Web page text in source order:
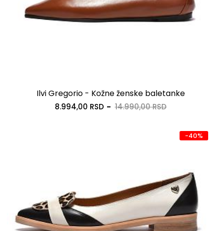
Ilvi Gregorio - Kožne ženske baletanke
8.994,00 RSD 14.990,00 RSD
-40%